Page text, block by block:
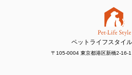
ペットライフスタイ
〒105-0004 東京都港区新橋2-16-